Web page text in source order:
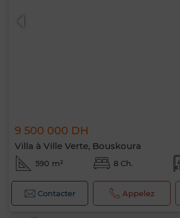
9 500 000 DH
Villa à Ville Verte, Bouskoura
590 m² 8 Ch.
Contacter Appelez